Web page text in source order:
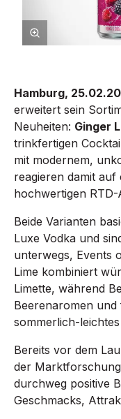
Hamburg,
erweitert sein
Neuheiten: Ginger
trinkfertigen
mit modernem,
reagieren damit
hochwertigen
Beide Varianten
Luxe Vodka und
unterwegs, Events
Lime kombiniert
Limette, während
Beerenaromen
sommerlich-
Bereits vor dem
der
durchweg positive
Geschmacks,